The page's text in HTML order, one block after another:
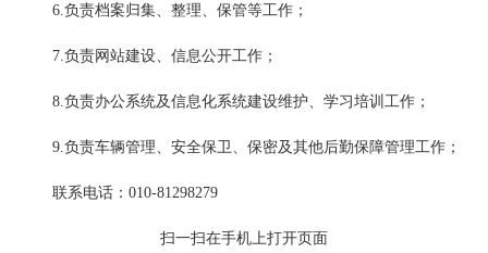
6.负责档案归集、整理、保管等工作；
7.负责网站建设、信息公开工作；
8.负责办公系统及信息化系统建设维护、学习培训工作；
9.负责车辆管理、安全保卫、保密及其他后勤保障管理工作；
联系电话：010-81298279
扫一扫在手机上打开页面